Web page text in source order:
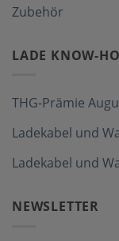
Zubehör
LADE KNOW-
THG-Prämie
Ladekabel und
Ladekabel und
NEWSLETTER